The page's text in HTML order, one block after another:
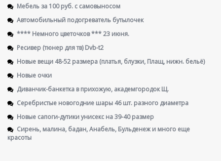
Мебель за 100 руб. с самовыносом
Автомобильный подогреватель бутылочек
**** Немного цветочков *** 23 июня.
Ресивер (тюнер для тв) Dvb-t2
Новые вещи 48-52 размера (платья, блузки, Плащ, нижн. бельё)
Новые очки
Диванчик-банкетка в прихожую, академгородок Щ.
Серебристые новогодние шары 46 шт. разного диаметра
Новые сапоги-дутики унисекс на 39-40 размер
Сирень, малина, бадан, Анабель, Бульденеж и много еще
красоты